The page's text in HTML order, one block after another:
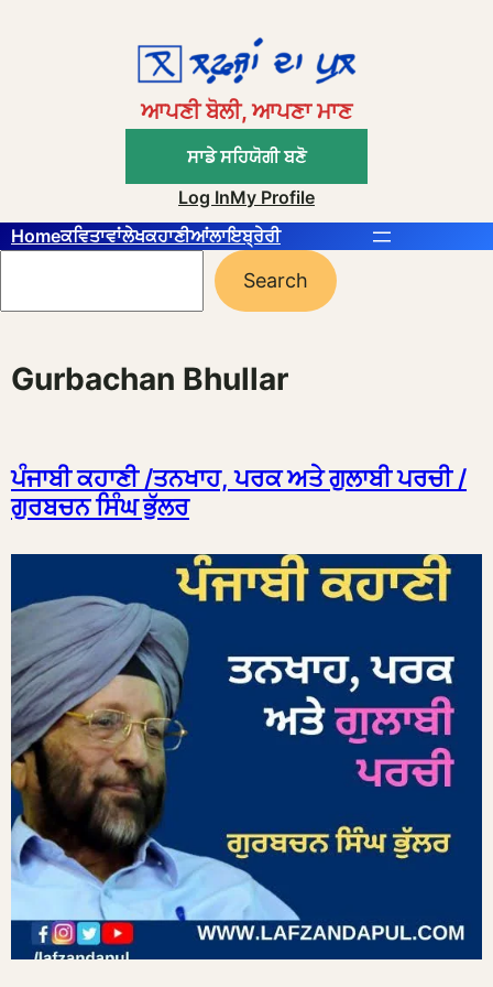
ਆਪਣੀ ਬੋਲੀ, ਆਪਣਾ ਮਾਣ
ਸਾਡੇ ਸਹਿਯੋਗੀ ਬਣੋ
Log InMy Profile
Homeਕਵਿਤਾਵਾਂਲੇਖਕਹਾਣੀਆਂਲਾਇਬ੍ਰੇਰੀ
Search
Gurbachan Bhullar
ਪੰਜਾਬੀ ਕਹਾਣੀ /ਤਨਖਾਹ, ਪਰਕ ਅਤੇ ਗੁਲਾਬੀ ਪਰਚੀ /
ਗੁਰਬਚਨ ਸਿੰਘ ਭੁੱਲਰ